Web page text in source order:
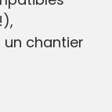
un chantier